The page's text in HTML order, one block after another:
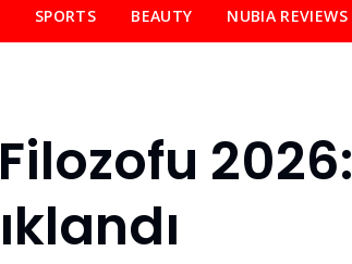
SPORTS BEAUTY NUBIA REVIEWS
2026: